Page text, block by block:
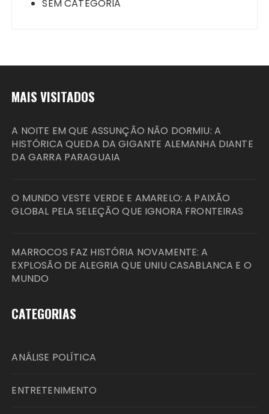
SEM CATEGORIA
MAIS VISITADOS
A NOITE EM QUE ASSUNÇÃO NÃO DORMIU: A
HISTÓRICA QUEDA DA GIGANTE ALEMANHA DIANTE
DA GARRA PARAGUAIA
O MUNDO VESTE VERDE E AMARELO: A PAIXÃO
GLOBAL PELA SELEÇÃO QUE IGNORA FRONTEIRAS
MARROCOS FAZ HISTÓRIA NOVAMENTE: A
EXPLOSÃO DE ALEGRIA QUE UNIU CASABLANCA E O
MUNDO
CATEGORIAS
ANÁLISE POLÍTICA
ENTRETENIMENTO